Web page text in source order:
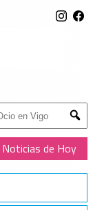
Submit
Noticias de Hoy